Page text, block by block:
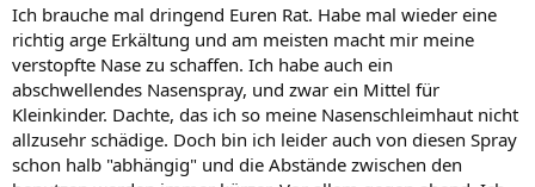
Ich brauche mal dringend Euren Rat. Habe mal wieder eine
richtig arge Erkältung und am meisten macht mir meine
verstopfte Nase zu schaffen. Ich habe auch ein
abschwellendes Nasenspray, und zwar ein Mittel für
Kleinkinder. Dachte, das ich so meine Nasenschleimhaut nicht
allzusehr schädige. Doch bin ich leider auch von diesen Spray
schon halb "abhängig" und die Abstände zwischen den